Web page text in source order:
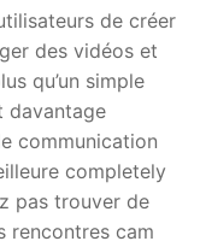
de créer
des vidéos et
qu’un simple
davantage
communication
completely
pas trouver de
rencontres cam